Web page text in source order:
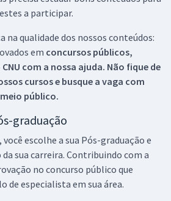
a participar.
na qualidade dos nossos conteúdos:
em concursos públicos,
com a nossa ajuda. Não fique de
cursos e busque a vaga com
público.
graduação
escolhe a sua Pós-graduação e
sua carreira. Contribuindo com a
no concurso público que
de especialista em sua área.